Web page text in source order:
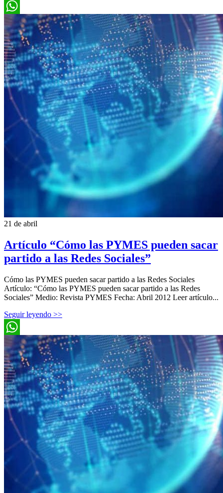
WhatsApp
21 de abril
Artículo “Cómo las PYMES pueden sacar
partido a las Redes Sociales”
Cómo las PYMES pueden sacar partido a las Redes Sociales
Artículo: “Cómo las PYMES pueden sacar partido a las Redes
Sociales” Medio: Revista PYMES Fecha: Abril 2012 Leer artículo...
Seguir leyendo >>
WhatsApp